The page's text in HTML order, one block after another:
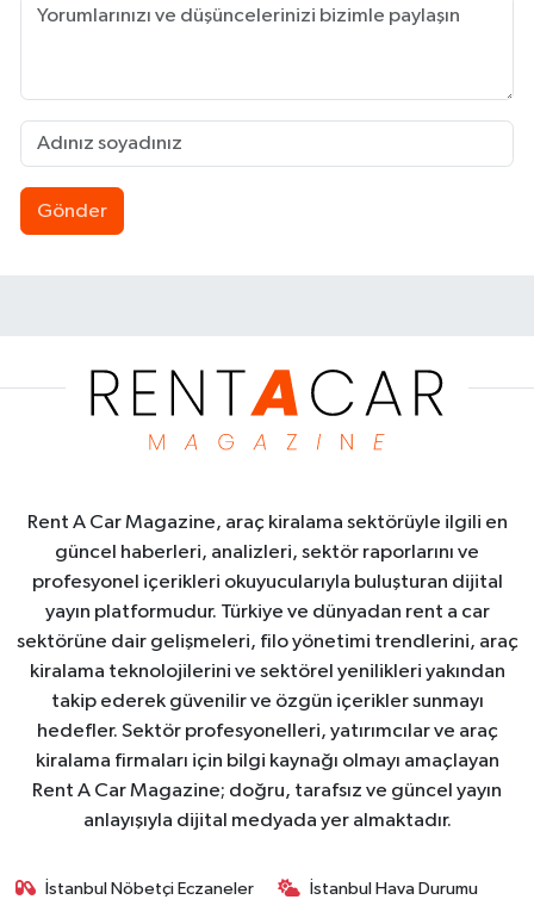
Gönder
Rent A Car Magazine, araç kiralama sektörüyle ilgili en
güncel haberleri, analizleri, sektör raporlarını ve
profesyonel içerikleri okuyucularıyla buluşturan dijital
yayın platformudur. Türkiye ve dünyadan rent a car
sektörüne dair gelişmeleri, filo yönetimi trendlerini, araç
kiralama teknolojilerini ve sektörel yenilikleri yakından
takip ederek güvenilir ve özgün içerikler sunmayı
hedefler. Sektör profesyonelleri, yatırımcılar ve araç
kiralama firmaları için bilgi kaynağı olmayı amaçlayan
Rent A Car Magazine; doğru, tarafsız ve güncel yayın
anlayışıyla dijital medyada yer almaktadır.
İstanbul Nöbetçi Eczaneler İstanbul Hava Durumu